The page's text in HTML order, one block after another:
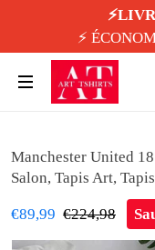
⚡️
Manchester United
Salon, Tapis Art,
€89,99 €224,98